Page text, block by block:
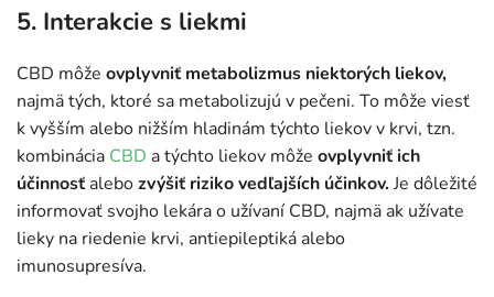
5. Interakcie s liekmi
CBD môže ovplyvniť metabolizmus niektorých liekov,
najmä tých, ktoré sa metabolizujú v pečeni. To môže viesť
k vyšším alebo nižším hladinám týchto liekov v krvi, tzn.
kombinácia CBD a týchto liekov môže ovplyvniť ich
účinnosťalebozvýšiť riziko vedľajších účinkov. Je dôležité
informovať svojho lekára o užívaní CBD, najmä ak užívate
lieky na riedenie krvi, antiepileptiká alebo
imunosupresíva.